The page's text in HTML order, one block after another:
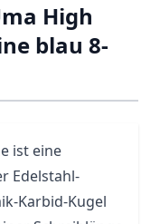
High
blau 8-
ist eine
Edelstahl-
Karbid-Kugel